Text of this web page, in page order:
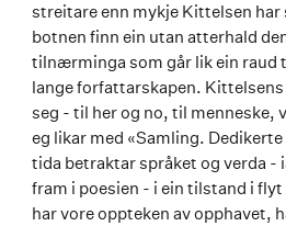
streitare enn mykje Kittelsen har
botnen finn ein utan atterhald
tilnærminga som går lik ein raud
lange forfattarskapen.
seg - til her og no, til menneske,
eg likar med «Samling.
tida betraktar språket og verda -
fram i poesien - i ein tilstand i
har vore oppteken av opphavet,